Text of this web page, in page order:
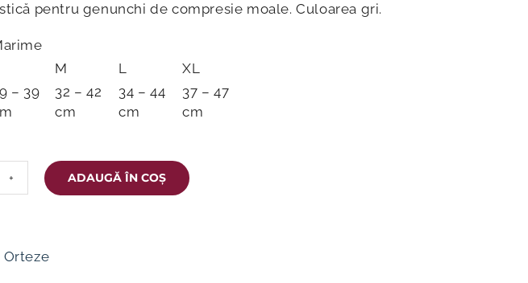
pentru genunchi de compresie moale. Culoarea gri.
M L XL
– 39
32 – 42
cm
34 – 44
cm
37 – 47
cm
ADAUGĂ ÎN COȘ
Orteze